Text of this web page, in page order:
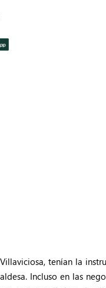
tenían la
Incluso en las